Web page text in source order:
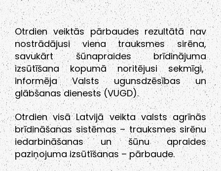
Otrdien veiktās pārbaudes rezultātā nav
nostrādājusi viena trauksmes sirēna,
savukārt šūnapraides brīdinājuma
izsūtīšana kopumā noritējusi sekmīgi,
informēja Valsts ugunsdzēsības un
glābšanas dienests (VUGD).
Otrdien visā Latvijā veikta valsts agrīnās
brīdināšanas sistēmas – trauksmes sirēnu
iedarbināšanas un šūnu apraides
paziņojuma izsūtīšanas – pārbaude.